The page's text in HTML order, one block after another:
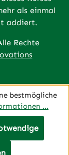
als einmal
addiert.
Rechte
bestmögliche
...